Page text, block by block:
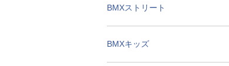
BMXストリート
BMXキッズ